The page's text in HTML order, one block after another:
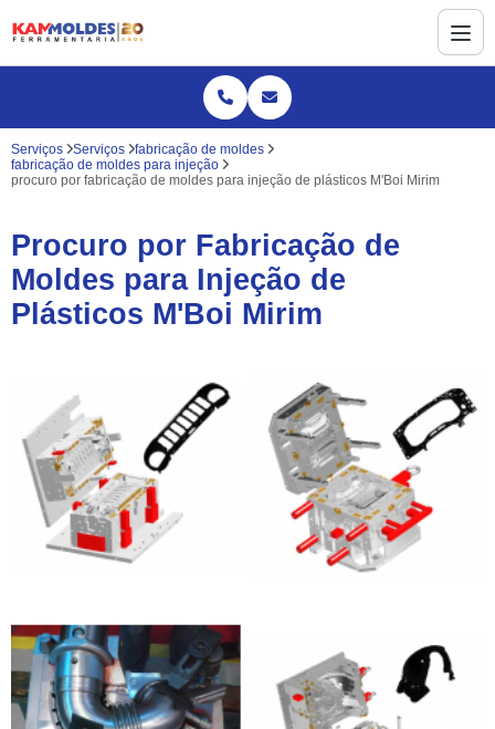
Serviços Serviços
fabricação de moldes
fabricação de moldes para injeção
procuro por fabricação de moldes para injeção de plásticos M'Boi Mirim
Procuro por Fabricação de
Moldes para Injeção de
Plásticos M'Boi Mirim